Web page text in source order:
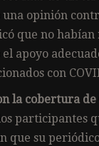
una opinión
que no
apoyo
con
la cobertura de
participantes
que su